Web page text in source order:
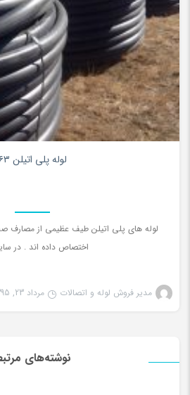
نوشته‌های
لوله پلی اتیلن ۶۳
لوله های پلی اتیلن طیف عظیمی از مصارف
اختصاص داده اند . در
مدیر فروش لوله و اتصالات مرداد 23, 1395